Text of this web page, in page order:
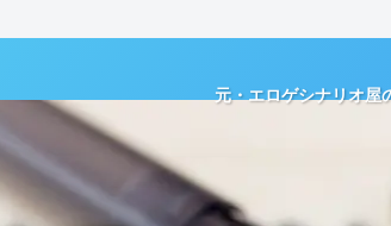
元・エロゲシナリオ屋